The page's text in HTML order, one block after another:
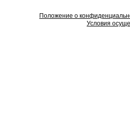
Положение о
Условия